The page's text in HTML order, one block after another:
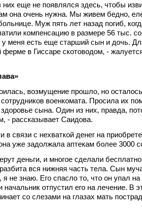
еще не появлялся здесь, чтобы
она очень нужна. Мы живем бедно,
Муж пять лет назад погиб,
компенсацию в размере 56 тыс.
меня есть еще старший сын и дочь.
в Гиссаре скотоводом, -
возмущение прошло, но осталось
военкомата. Просила их
сына. Один из них, правда,
- рассказывает Саидова.
связи с нехваткой денег на
уже задолжала аптекам более 3000
деньги, и многое сделали
вся нижняя часть тела. Сын
не знаю. Его спасло то, что он упал на
начальник отпустил его на лечение. В
со слезами на глазах мать